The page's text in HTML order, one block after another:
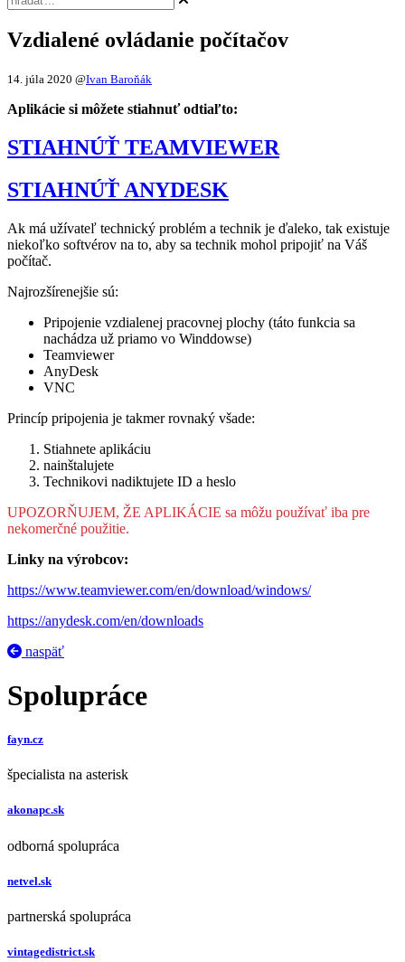
Vzdialené ovládanie počítačov
14. júla 2020 @Ivan Baroňák
Aplikácie si môžete stiahnuť odtiaľto:
STIAHNÚŤ TEAMVIEWER
STIAHNÚŤ ANYDESK
Ak má užívateľ technický problém a technik je ďaleko, tak existuje
niekoľko softvérov na to, aby sa technik mohol pripojiť na Váš
počítač.
Najrozšírenejšie sú:
Pripojenie vzdialenej pracovnej plochy (táto funkcia sa
nachádza už priamo vo Winddowse)
Teamviewer
AnyDesk
VNC
Princíp pripojenia je takmer rovnaký všade:
Stiahnete aplikáciu
nainštalujete
Technikovi nadiktujete ID a heslo
UPOZORŇUJEM, ŽE APLIKÁCIE sa môžu používať iba pre
nekomerčné použitie.
Linky na výrobcov:
https://www.teamviewer.com/en/download/windows/
https://anydesk.com/en/downloads
naspäť
Spolupráce
fayn.cz
špecialista na asterisk
akonapc.sk
odborná spolupráca
netvel.sk
partnerská spolupráca
vintagedistrict.sk